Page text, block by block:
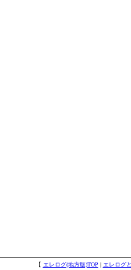
【 エレログ(地方版)TOP | エレログ